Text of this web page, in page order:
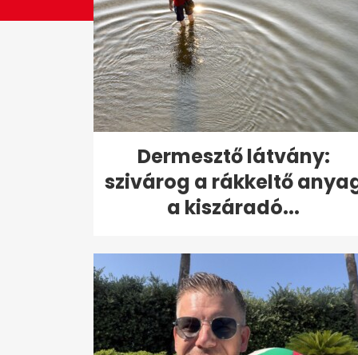
Dermesztő látvány:
szivárog a rákkeltő
a kiszáradó...